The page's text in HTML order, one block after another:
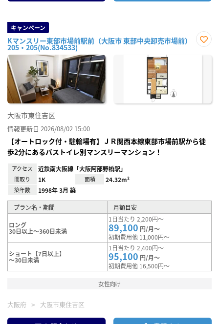
キャンペーン
Kマンスリー東部市場前駅前（大阪市 東部中央卸売市場前）
205・205(No.834533)
に入
大阪市東住吉区
情報更新日 2026/08/02 15:00
【オートロック付・駐輪場有】ＪＲ関西本線東部市場前駅から徒
歩2分にあるバストイレ別マンスリーマンション！
アクセス 近鉄南大阪線「大阪阿部野橋駅」
間取り 1K 面積 24.32m²
築年数 1998年 3月 築
プラン名・期間 月額目安
ロング
30日以上～360日未満
1日当たり 2,200円～
89,100 円/月～
初期費用他 11,000円～
ショート【7日以上】
～30日未満
1日当たり 2,400円～
95,100 円/月～
初期費用他 16,500円～
女性向け
大阪府 大阪市東住吉区